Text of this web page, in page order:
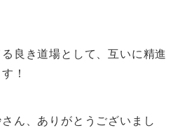
良き道場として、互いに精進
！
ん、ありがとうございまし